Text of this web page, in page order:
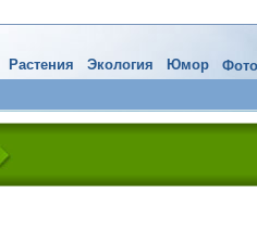
Растения Экология Юмор